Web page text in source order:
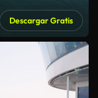
Descargar Gratis